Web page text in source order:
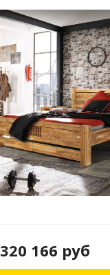
320 166 руб